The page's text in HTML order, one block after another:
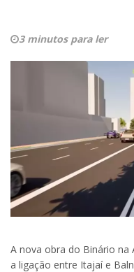
3 minutos para ler
A nova obra do Binário na
a ligação entre Itajaí e